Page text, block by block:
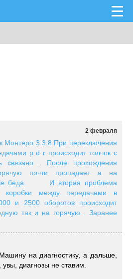
2 февраля
Монтеро 3 3.8 При переключения
p d r происходит толчок с
связано . После прохождения
почти пропадает а на
же беда. И вторая проблема
между передачами в
и 2500 оборотов происходит
так и на горячую . Заранее
на диагностику, а дальше,
диагнозы не ставим.